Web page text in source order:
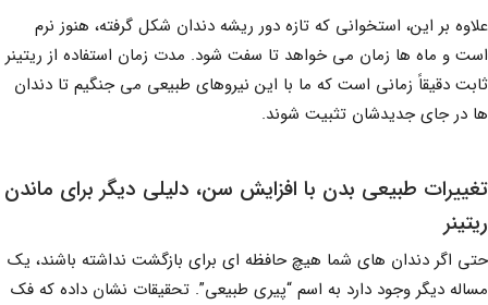
علاوه بر این، استخوانی که تازه دور ریشه دندان شکل گرفته، هنوز نرم
است و ماه ها زمان می خواهد تا سفت شود. مدت زمان استفاده از ریتینر
ثابت دقیقاً زمانی است که ما با این نیروهای طبیعی می جنگیم تا دندان
ها در جای جدیدشان تثبیت شوند.
تغییرات طبیعی بدن با افزایش سن، دلیلی دیگر برای ماندن
ریتینر
حتی اگر دندان های شما هیچ حافظه ای برای بازگشت نداشته باشند، یک
مساله دیگر وجود دارد به اسم “پیری طبیعی”. تحقیقات نشان داده که فک